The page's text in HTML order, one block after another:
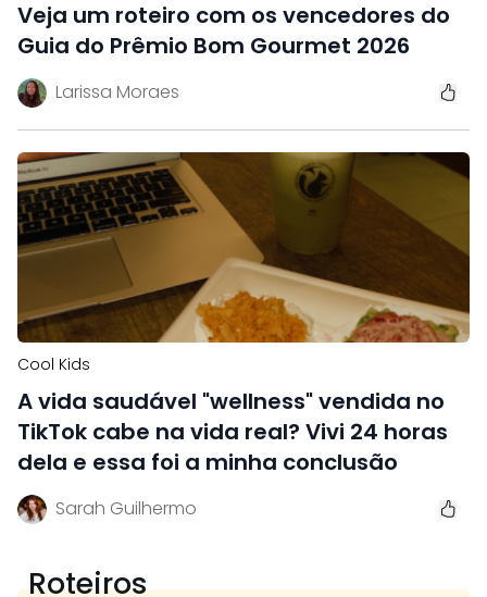
Veja um roteiro com os vencedores do
Guia do Prêmio Bom Gourmet 2026
Larissa Moraes
Cool Kids
A vida saudável "wellness" vendida no
TikTok cabe na vida real? Vivi 24 horas
dela e essa foi a minha conclusão
Sarah Guilhermo
Roteiros